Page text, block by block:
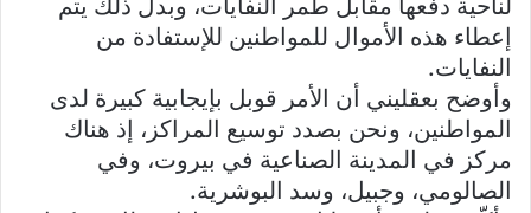
لناحية دفعها مقابل طمر النفايات، وبدل ذلك يتم
إعطاء هذه الأموال للمواطنين للإستفادة من
النفايات.
وأوضح بعقليني أن الأمر قوبل بإيجابية كبيرة لدى
المواطنين، ونحن بصدد توسيع المراكز، إذ هناك
مركز في المدينة الصناعية في بيروت، وفي
الصالومي، وجبيل، وسد البوشرية.